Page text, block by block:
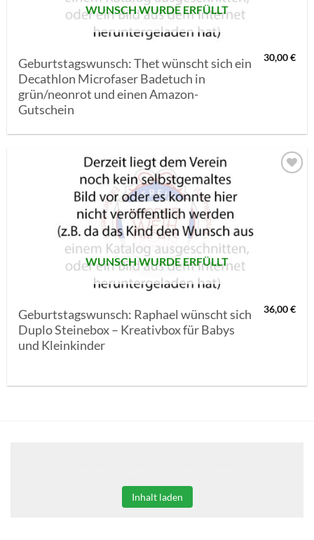
WUNSCH WURDE ERFÜLLT
Geburtstagswunsch: Thet wünscht sich ein
Decathlon Microfaser Badetuch in
grün/neonrot und einen Amazon-
Gutschein
30,00€
WUNSCH WURDE ERFÜLLT
Geburtstagswunsch: Raphael wünscht sich
Duplo Steinebox – Kreativbox für Babys
und Kleinkinder
36,00€
Inhalt laden